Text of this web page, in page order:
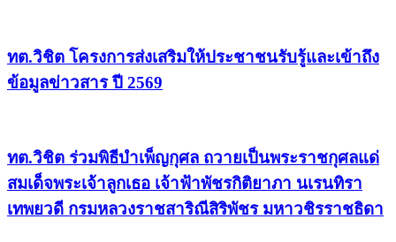
ทต.วิชิต โครงการส่งเสริมให้ประชาชนรับรู้และเข้าถึง
ข้อมูลข่าวสาร ปี 2569
ทต.วิชิต ร่วมพิธีบำเพ็ญกุศล ถวายเป็นพระราชกุศลแด่
สมเด็จพระเจ้าลูกเธอ เจ้าฟ้าพัชรกิติยาภา นเรนทิรา
เทพยวดี กรมหลวงราชสาริณีสิริพัชร มหาวชิรราชธิดา